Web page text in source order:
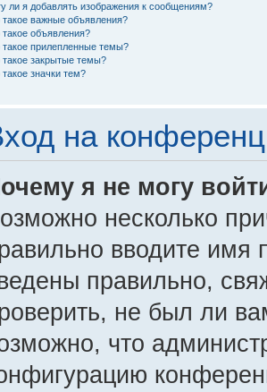
ли я добавлять изображения к сообщениям?
такое важные объявления?
такое объявления?
такое прилепленные темы?
такое закрытые темы?
такое значки тем?
на
я не могу
несколько
вводите имя
правильно,
не был ли
что